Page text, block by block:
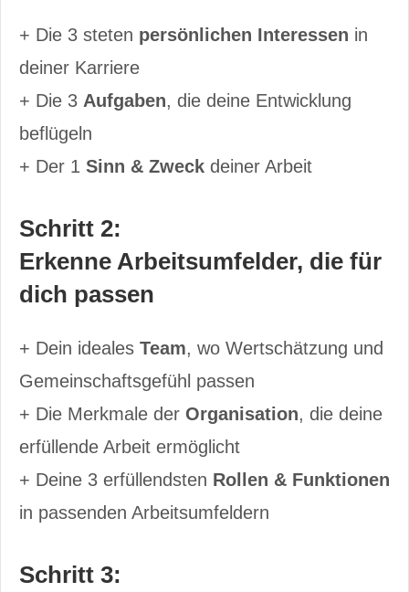
+ Die 3 steten persönlichen Interessen in
deiner Karriere
+ Die 3 Aufgaben, die deine Entwicklung
beflügeln
+ Der 1 Sinn & Zweck deiner Arbeit
Schritt 2:
Erkenne Arbeitsumfelder, die für
dich passen
+ Dein ideales Team, wo Wertschätzung und
Gemeinschaftsgefühl passen
+ Die Merkmale der Organisation, die deine
erfüllende Arbeit ermöglicht
+ Deine 3 erfüllendsten Rollen & Funktionen
in passenden Arbeitsumfeldern
Schritt 3: